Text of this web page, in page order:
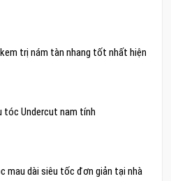
trị nám tàn nhang tốt nhất hiện
tóc Undercut nam tính
mau dài siêu tốc đơn giản tại nhà